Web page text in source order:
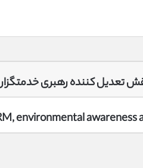
تعدیل کننده رهبری خدمتگزار
environmental